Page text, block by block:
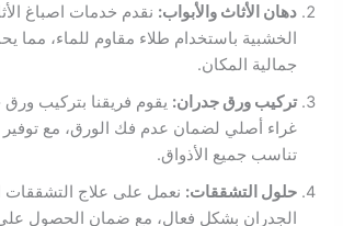
دهان الأثاث والأبواب: نقدم خدمات اصباغ
الخشبية باستخدام طلاء مقاوم للماء، مما
جمالية المكان.
تركيب ورق جدران: يقوم فريقنا بتركيب
غراء أصلي لضمان عدم فك الورق، مع توفير
تناسب جميع الأذواق.
حلول التشققات: نعمل على علاج التشققات
الجدران بشكل فعال، مع ضمان الحصول